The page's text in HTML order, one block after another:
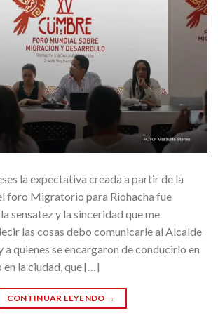
la expectativa creada a partir de la
foro Migratorio para Riohacha fue
sensatez y la sinceridad que me
las cosas debo comunicarle al Alcalde
a quienes se encargaron de conducirlo en
en la ciudad, que […]
CONTINUAR LEYENDO →